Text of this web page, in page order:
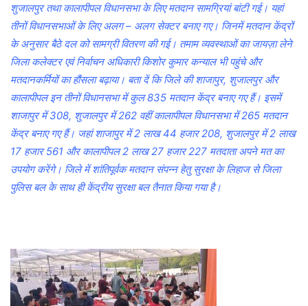
शुजालपुर तथा कालापीपल विधानसभा के लिए मतदान सामग्रियां बांटी गई। यहां
तीनों विधानसभाओं के लिए अलग – अलग सेक्टर बनाए गए। जिनमें मतदान केंद्रों
के अनुसार बैठे दल को सामग्री वितरण की गई। तमाम व्यवस्थाओं का जायज़ा लेने
जिला कलेक्टर एवं निर्वाचन अधिकारी किशोर कुमार कन्याल भी पहुंचे और
मतदानकर्मियों का हौंसला बढ़ाया। बता दें कि जिले की शाजापुर, शुजालपुर और
कालापीपल इन तीनों विधानसभा में कुल 835 मतदान केंद्र बनाए गए हैं। इसमें
शाजापुर में 308, शुजालपुर में 262 वहीं कालापीपल विधानसभा में 265 मतदान
केंद्र बनाए गए हैं। जहां शाजापुर में 2 लाख 44 हजार 208, शुजालपुर में 2 लाख
17 हजार 561 और कालापीपल 2 लाख 27 हजार 227 मतदाता अपने मत का
उपयोग करेंगे। जिले में शांतिपूर्वक मतदान संपन्न हेतु सुरक्षा के लिहाज से जिला
पुलिस बल के साथ ही केंद्रीय सुरक्षा बल तैनात किया गया है।